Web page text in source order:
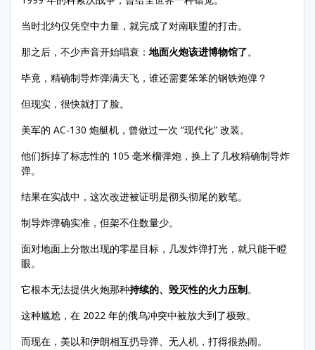
当时北约仅凭空中力量，就完成了对南联盟的打击。
那之后，不少声音开始唱衰： 地面火炮该进博物馆了。
毕竟，精确制导炸弹满天飞，谁还需要笨笨的钢铁炮弹？
但现实，很快就打了脸。
美军的 AC-130 炮艇机，曾做过一次 “现代化” 改装。
他们拆掉了标志性的 105 毫米榴弹炮，换上了几枚精确制导炸
弹。
结果在实战中，这次改进被证明是彻头彻尾的败笔。
制导炸弹确实准，但架不住数量少。
面对地面上分散出现的零星目标，几发炸弹打光，就只能干瞪
眼。
它根本无法提供火炮那种持续的、毁灭性的火力压制。
这种尴尬，在 2022 年的俄乌冲突中被放大到了极致。
而现在，美以和伊朗相互扔导弹、无人机，打得很热闹。